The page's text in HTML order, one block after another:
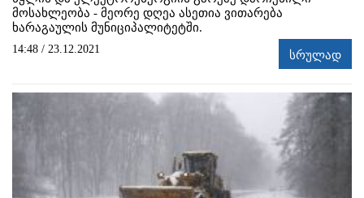
მოსახლეობა - მეორე დღეა ასეთია ვითარება
ხარაგაულის მუნიციპალიტეტში.
14:48 / 23.12.2021 სრულად